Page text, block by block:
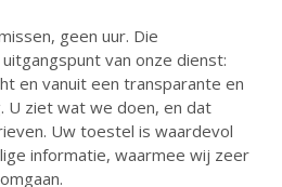
geen uur. Die
van onze dienst:
en vanuit een transparante en
U ziet wat we doen, en dat
Uw toestel is waardevol
informatie, waarmee wij zeer